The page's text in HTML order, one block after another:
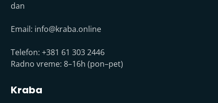
dan
Email: info@kraba.online
Telefon: +381 61 303 2446
Radno vreme: 8–16h (pon–pet)
Kraba